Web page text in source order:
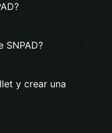
SNPAD?
y crear una